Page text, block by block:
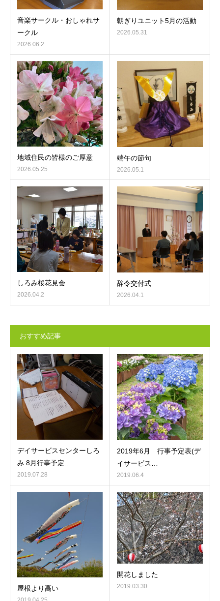
音楽サークル・おしゃれサ
ークル
2026.06.2
朝ぎりユニット5月の活動
2026.05.31
地域住民の皆様のご厚意
2026.05.25
端午の節句
2026.05.1
しろみ桜花見会
2026.04.2
辞令交付式
2026.04.1
おすすめ記事
デイサービスセンターしろ
み 8月行事予定…
2019.07.28
2019年6月 行事予定表(デ
イサービス…
2019.06.4
屋根より高い
開花しました
2019.03.30